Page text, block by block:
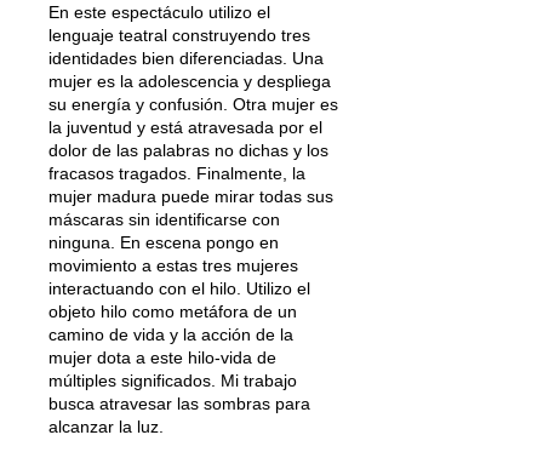
En este espectáculo utilizo el
lenguaje teatral construyendo tres
identidades bien diferenciadas. Una
mujer es la adolescencia y despliega
su energía y confusión. Otra mujer es
la juventud y está atravesada por el
dolor de las palabras no dichas y los
fracasos tragados. Finalmente, la
mujer madura puede mirar todas sus
máscaras sin identificarse con
ninguna. En escena pongo en
movimiento a estas tres mujeres
interactuando con el hilo. Utilizo el
objeto hilo como metáfora de un
camino de vida y la acción de la
mujer dota a este hilo-vida de
múltiples significados. Mi trabajo
busca atravesar las sombras para
alcanzar la luz.